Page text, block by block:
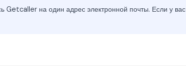
Getcaller на один адрес электронной почты. Если у вас